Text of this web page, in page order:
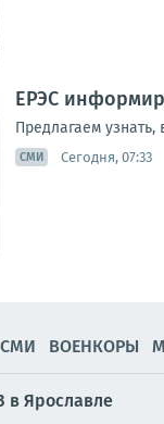
ЕРЭС
Предлагаем узнать,
СМИ Сегодня, 07:33
СМИ ВОЕНКОРЫ
в Ярославле